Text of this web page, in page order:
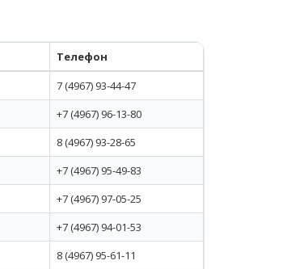
Телефон
7 (4967) 93-44-47
+7 (4967) 96-13-80
8 (4967) 93-28-65
+7 (4967) 95-49-83
+7 (4967) 97-05-25
+7 (4967) 94-01-53
8 (4967) 95-61-11